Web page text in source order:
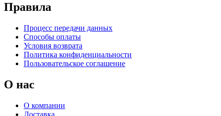
Правила
Процесс передачи данных
Способы оплаты
Условия возврата
Политика конфиденциальности
Пользовательское соглашение
О нас
О компании
Доставка